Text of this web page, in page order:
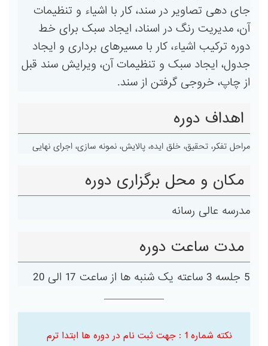
جای دهی تصاویر در سند، کار با اشیاء و تنظیمات
آن، مدیریت رنگ در اسناد، ایجاد سبک برای خط
دوره ترکیب اشیاء، کار با مسیرهای برداری و ایجاد
جدول، ایجاد سبک و تنظیمات آن، ویرایش سند قبل
از چاپ، خروجی گرفتن از سند.
اهداف دوره
مراحل تفکر، تحقیق، خلق ایده، پالایش، نمونه سازی، اجرای نهایی
مکان و محل برگزاری دوره
مدرسه عالی رسانه
مدت ساعت دوره
5 جلسه 3 ساعته یک شنبه ها از ساعت 17 الی 20
نکته شماره 1 : جهت ثبت نام در دوره ها ابتدا ترم